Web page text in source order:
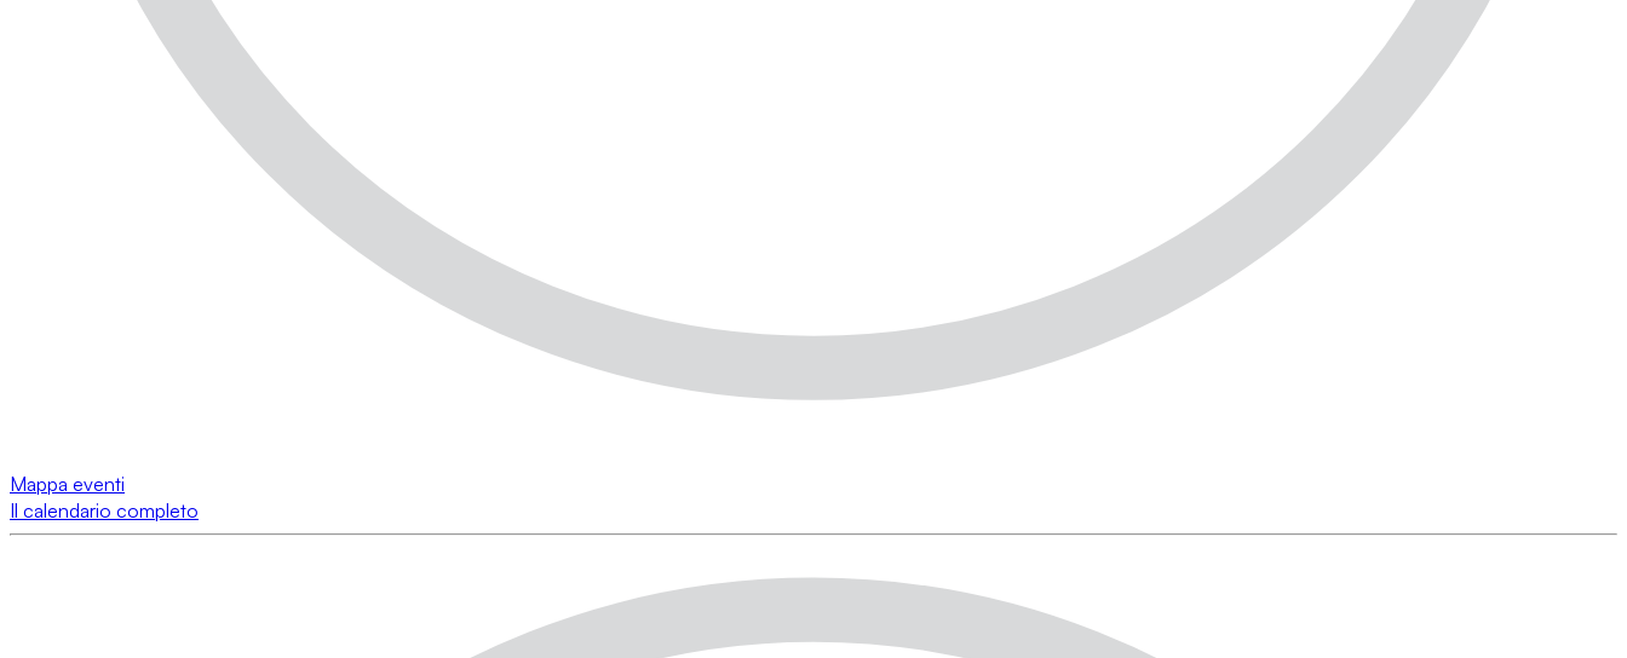
Mappa eventi
Il calendario completo